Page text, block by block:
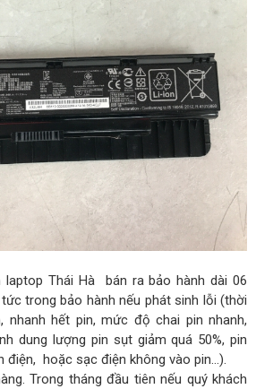
Thái Hà bán ra bảo hành dài 06
trong bảo hành nếu phát sinh lỗi (thời
nhanh hết pin, mức độ chai pin nhanh,
dung lượng pin sụt giảm quá 50%, pin
điện, hoặc sạc điện không vào pin…).
Trong tháng đầu tiên nếu quý khách